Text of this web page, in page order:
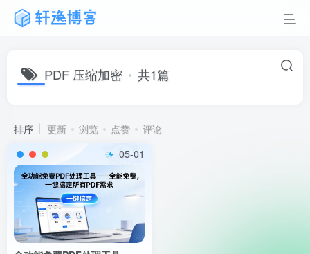
PDF 压缩加密 共1篇
排序 更新 浏览 点赞
评论
05-01